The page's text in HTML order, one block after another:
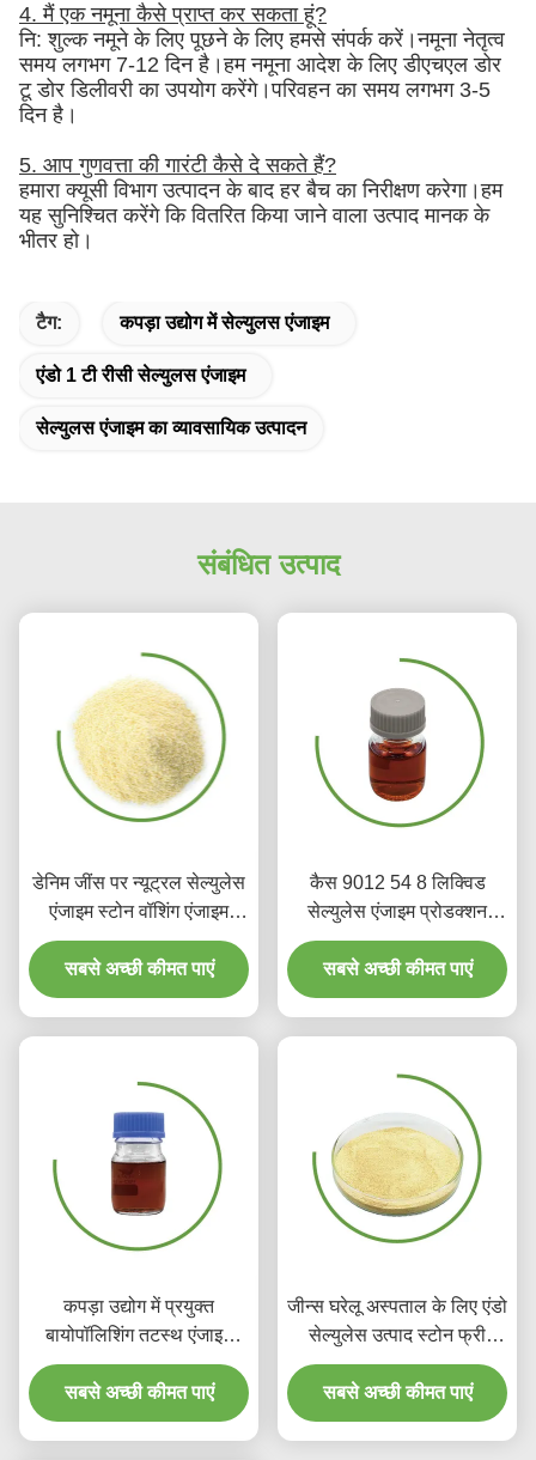
4. मैं एक नमूना कैसे प्राप्त कर सकता हूं?
नि: शुल्क नमूने के लिए पूछने के लिए हमसे संपर्क करें।नमूना नेतृत्व
समय लगभग 7-12 दिन है।हम नमूना आदेश के लिए डीएचएल डोर
टू डोर डिलीवरी का उपयोग करेंगे।परिवहन का समय लगभग 3-5
दिन है।
5. आप गुणवत्ता की गारंटी कैसे दे सकते हैं?
हमारा क्यूसी विभाग उत्पादन के बाद हर बैच का निरीक्षण करेगा।हम
यह सुनिश्चित करेंगे कि वितरित किया जाने वाला उत्पाद मानक के
भीतर हो।
टैग: कपड़ा उद्योग में सेल्युलस एंजाइम
एंडो 1 टी रीसी सेल्युलस एंजाइम
सेल्युलस एंजाइम का व्यावसायिक उत्पादन
संबंधित उत्पाद
डेनिम जींस पर न्यूट्रल सेल्युलेस
एंजाइम स्टोन वॉशिंग एंजाइम
सेल्युलेस
सबसे अच्छी कीमत पाएं
कैस 9012 54 8 लिक्विड
सेल्युलेस एंजाइम प्रोडक्शन
पोलिश फैब्रिक बायोडिग्रेडेबल
सबसे अच्छी कीमत पाएं
कपड़ा उद्योग में प्रयुक्त
बायोपॉलिशिंग तटस्थ एंजाइम
कपड़े डाई रसायन
सबसे अच्छी कीमत पाएं
जीन्स घरेलू अस्पताल के लिए एंडो
सेल्युलेस उत्पाद स्टोन फ्री
एंजाइम वॉश
सबसे अच्छी कीमत पाएं